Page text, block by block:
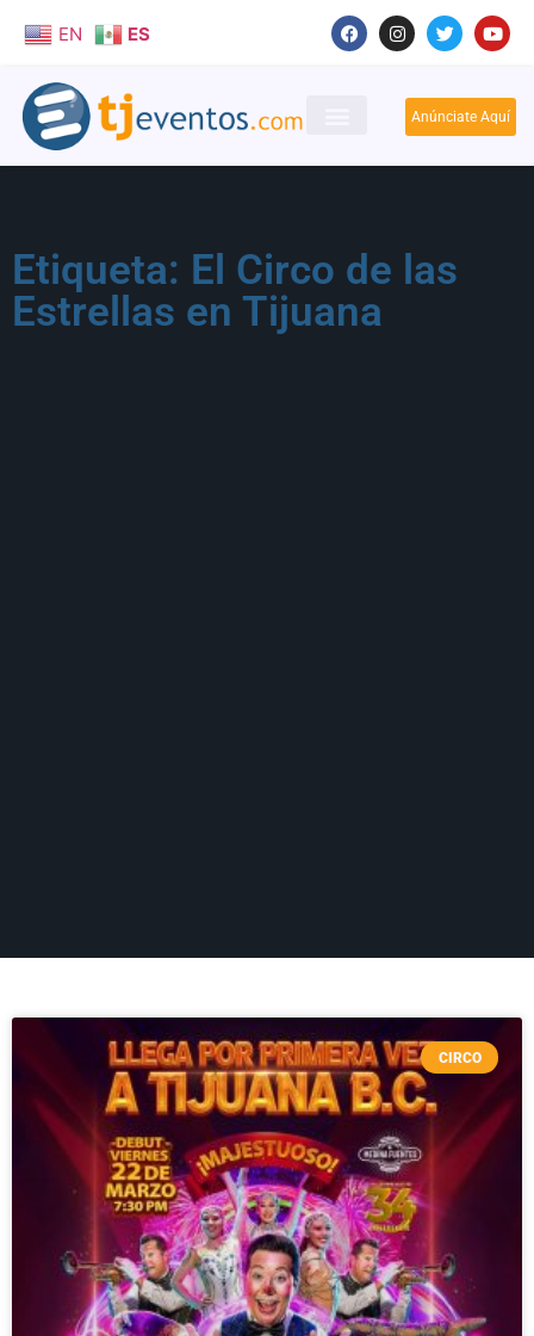
EN ES
Anúnciate Aquí
Etiqueta: El Circo de las
Estrellas en Tijuana
CIRCO